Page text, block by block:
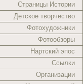
Страницы Истории
Детское творчество
Фотохудожники
Фотообзоры
Нартский эпос
Ссылки
Организации